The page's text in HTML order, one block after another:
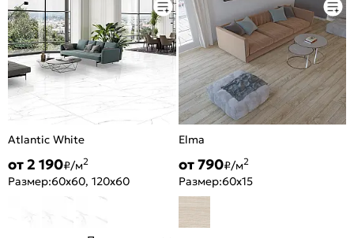
Atlantic White
от 2 190₽/м2
Размер:60x60, 120x60
Elma
от 790₽/м2
Размер:60x15